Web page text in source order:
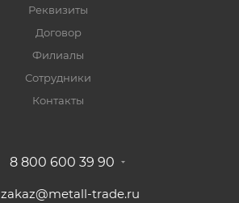
Реквизиты
Договор
Филиалы
Сотрудники
Контакты
8 800 600 39 90
zakaz@metall-trade.ru